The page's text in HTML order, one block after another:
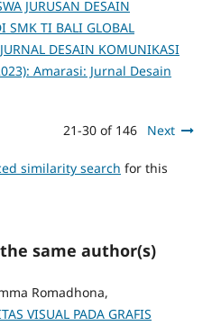
JURUSAN DESAIN
SMK TI BALI GLOBAL
DESAIN KOMUNIKASI
Amarasi: Jurnal Desain
21-30 of 146 Next
similarity search for this
same author(s)
Romadhona,
VISUAL PADA GRAFIS